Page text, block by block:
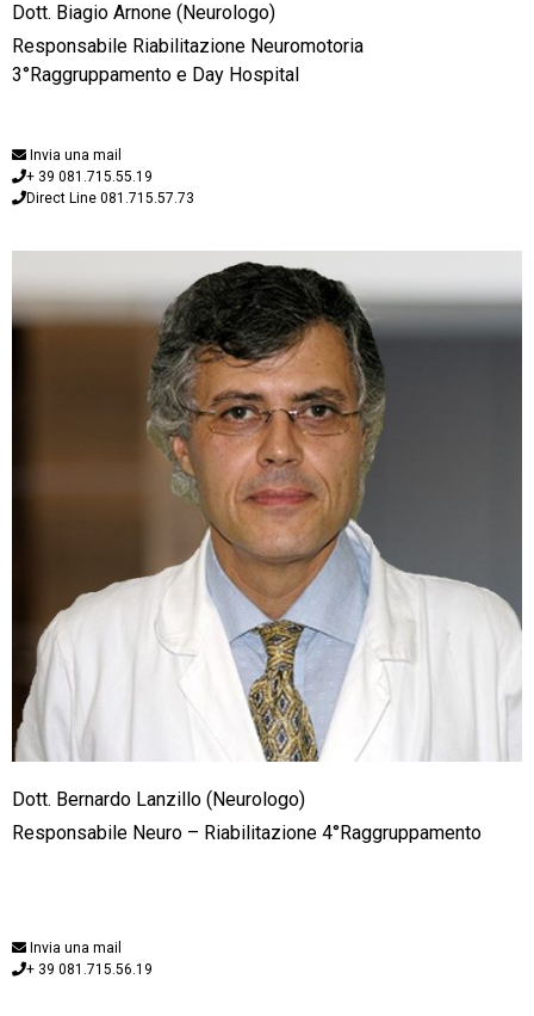
Dott. Biagio Arnone (Neurologo)
Responsabile Riabilitazione Neuromotoria
3°Raggruppamento e Day Hospital
Invia una mail
+ 39 081.715.55.19
Direct Line 081.715.57.73
Dott. Bernardo Lanzillo (Neurologo)
Responsabile Neuro – Riabilitazione 4°Raggruppamento
Invia una mail
+ 39 081.715.56.19